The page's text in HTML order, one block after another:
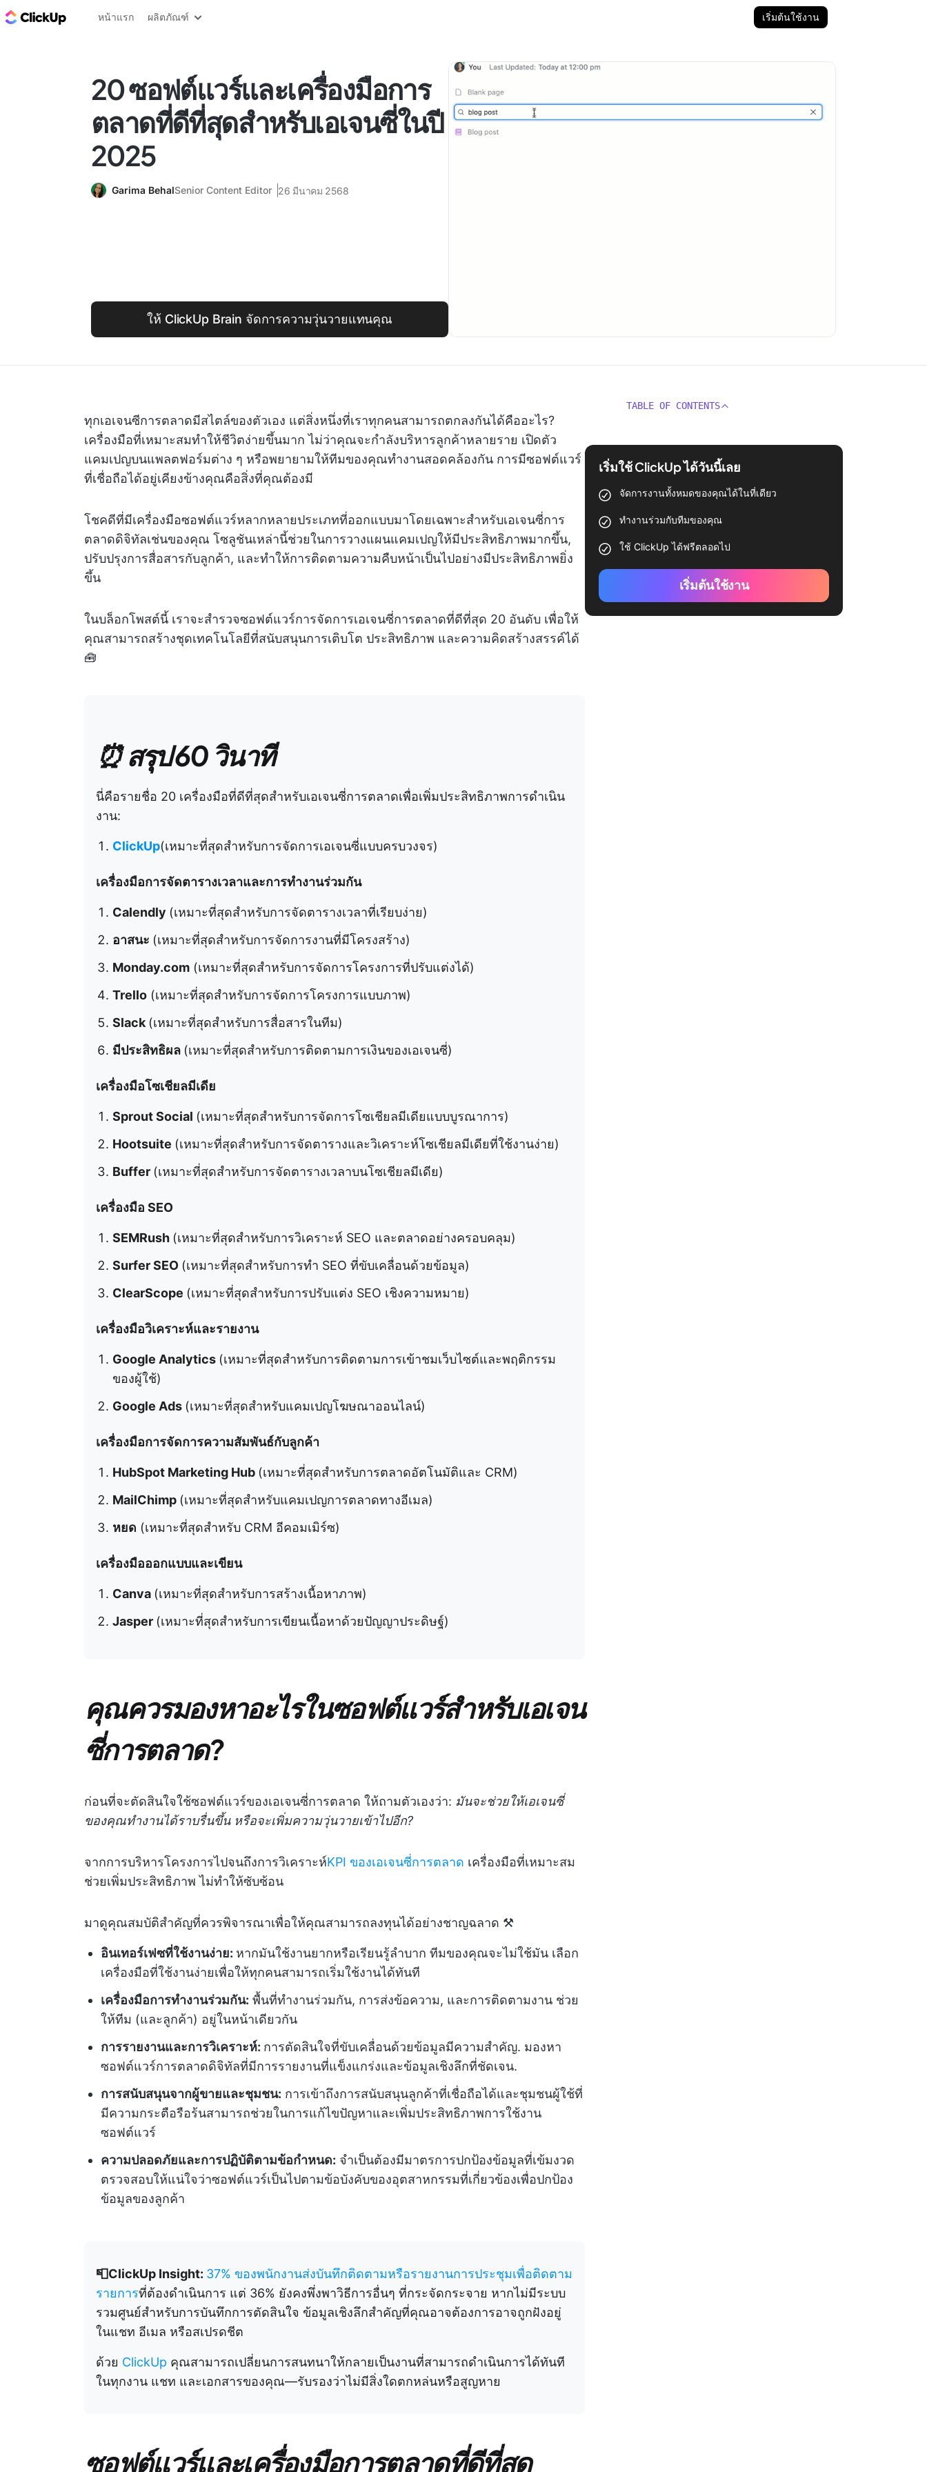
บล็อก ClickUp
หน้าแรก ผลิตภัณฑ์ เริ่มต้นใช้งาน
20 ซอฟต์แวร์และเครื่องมือการ
ตลาดที่ดีที่สุดสำหรับเอเจนซี่ในปี
2025
Garima BehalSenior Content Editor 26 มีนาคม 2568
ให้ ClickUp Brain จัดการความวุ่นวายแทนคุณ
ทุกเอเจนซีการตลาดมีสไตล์ของตัวเอง แต่สิ่งหนึ่งที่เราทุกคนสามารถตกลงกันได้คืออะไร?
เครื่องมือที่เหมาะสมทำให้ชีวิตง่ายขึ้นมาก ไม่ว่าคุณจะกำลังบริหารลูกค้าหลายราย เปิดตัว
แคมเปญบนแพลตฟอร์มต่าง ๆ หรือพยายามให้ทีมของคุณทำงานสอดคล้องกัน การมีซอฟต์แวร์
ที่เชื่อถือได้อยู่เคียงข้างคุณคือสิ่งที่คุณต้องมี
โชคดีที่มีเครื่องมือซอฟต์แวร์หลากหลายประเภทที่ออกแบบมาโดยเฉพาะสำหรับเอเจนซี่การ
ตลาดดิจิทัลเช่นของคุณ โซลูชันเหล่านี้ช่วยในการวางแผนแคมเปญให้มีประสิทธิภาพมากขึ้น,
ปรับปรุงการสื่อสารกับลูกค้า, และทำให้การติดตามความคืบหน้าเป็นไปอย่างมีประสิทธิภาพยิ่ง
ขึ้น
ในบล็อกโพสต์นี้ เราจะสำรวจซอฟต์แวร์การจัดการเอเจนซี่การตลาดที่ดีที่สุด 20 อันดับ เพื่อให้
คุณสามารถสร้างชุดเทคโนโลยีที่สนับสนุนการเติบโต ประสิทธิภาพ และความคิดสร้างสรรค์ได้
🧰
⏰ สรุป 60 วินาที
นี่คือรายชื่อ 20 เครื่องมือที่ดีที่สุดสำหรับเอเจนซี่การตลาดเพื่อเพิ่มประสิทธิภาพการดำเนิน
งาน:
ClickUp(เหมาะที่สุดสำหรับการจัดการเอเจนซี่แบบครบวงจร)
เครื่องมือการจัดตารางเวลาและการทำงานร่วมกัน
Calendly (เหมาะที่สุดสำหรับการจัดตารางเวลาที่เรียบง่าย)
อาสนะ (เหมาะที่สุดสำหรับการจัดการงานที่มีโครงสร้าง)
Monday.com (เหมาะที่สุดสำหรับการจัดการโครงการที่ปรับแต่งได้)
Trello (เหมาะที่สุดสำหรับการจัดการโครงการแบบภาพ)
Slack (เหมาะที่สุดสำหรับการสื่อสารในทีม)
มีประสิทธิผล (เหมาะที่สุดสำหรับการติดตามการเงินของเอเจนซี่)
เครื่องมือโซเชียลมีเดีย
Sprout Social (เหมาะที่สุดสำหรับการจัดการโซเชียลมีเดียแบบบูรณาการ)
Hootsuite (เหมาะที่สุดสำหรับการจัดตารางและวิเคราะห์โซเชียลมีเดียที่ใช้งานง่าย)
Buffer (เหมาะที่สุดสำหรับการจัดตารางเวลาบนโซเชียลมีเดีย)
เครื่องมือ SEO
SEMRush (เหมาะที่สุดสำหรับการวิเคราะห์ SEO และตลาดอย่างครอบคลุม)
Surfer SEO (เหมาะที่สุดสำหรับการทำ SEO ที่ขับเคลื่อนด้วยข้อมูล)
ClearScope (เหมาะที่สุดสำหรับการปรับแต่ง SEO เชิงความหมาย)
เครื่องมือวิเคราะห์และรายงาน
Google Analytics (เหมาะที่สุดสำหรับการติดตามการเข้าชมเว็บไซต์และพฤติกรรม
ของผู้ใช้)
Google Ads (เหมาะที่สุดสำหรับแคมเปญโฆษณาออนไลน์)
เครื่องมือการจัดการความสัมพันธ์กับลูกค้า
HubSpot Marketing Hub (เหมาะที่สุดสำหรับการตลาดอัตโนมัติและ CRM)
MailChimp (เหมาะที่สุดสำหรับแคมเปญการตลาดทางอีเมล)
หยด (เหมาะที่สุดสำหรับ CRM อีคอมเมิร์ซ)
เครื่องมือออกแบบและเขียน
Canva (เหมาะที่สุดสำหรับการสร้างเนื้อหาภาพ)
Jasper (เหมาะที่สุดสำหรับการเขียนเนื้อหาด้วยปัญญาประดิษฐ์)
คุณควรมองหาอะไรในซอฟต์แวร์สำหรับเอเจน
ซี่การตลาด?
ก่อนที่จะตัดสินใจใช้ซอฟต์แวร์ของเอเจนซี่การตลาด ให้ถามตัวเองว่า: มันจะช่วยให้เอเจนซี่
ของคุณทำงานได้ราบรื่นขึ้น หรือจะเพิ่มความวุ่นวายเข้าไปอีก?
จากการบริหารโครงการไปจนถึงการวิเคราะห์KPI ของเอเจนซี่การตลาด เครื่องมือที่เหมาะสม
ช่วยเพิ่มประสิทธิภาพ ไม่ทำให้ซับซ้อน
มาดูคุณสมบัติสำคัญที่ควรพิจารณาเพื่อให้คุณสามารถลงทุนได้อย่างชาญฉลาด ⚒️
อินเทอร์เฟซที่ใช้งานง่าย: หากมันใช้งานยากหรือเรียนรู้ลำบาก ทีมของคุณจะไม่ใช้มัน เลือก
เครื่องมือที่ใช้งานง่ายเพื่อให้ทุกคนสามารถเริ่มใช้งานได้ทันที
เครื่องมือการทำงานร่วมกัน: พื้นที่ทำงานร่วมกัน, การส่งข้อความ, และการติดตามงาน ช่วย
ให้ทีม (และลูกค้า) อยู่ในหน้าเดียวกัน
การรายงานและการวิเคราะห์: การตัดสินใจที่ขับเคลื่อนด้วยข้อมูลมีความสำคัญ. มองหา
ซอฟต์แวร์การตลาดดิจิทัลที่มีการรายงานที่แข็งแกร่งและข้อมูลเชิงลึกที่ชัดเจน.
การสนับสนุนจากผู้ขายและชุมชน: การเข้าถึงการสนับสนุนลูกค้าที่เชื่อถือได้และชุมชนผู้ใช้ที่
มีความกระตือรือร้นสามารถช่วยในการแก้ไขปัญหาและเพิ่มประสิทธิภาพการใช้งาน
ซอฟต์แวร์
ความปลอดภัยและการปฏิบัติตามข้อกำหนด: จำเป็นต้องมีมาตรการปกป้องข้อมูลที่เข้มงวด
ตรวจสอบให้แน่ใจว่าซอฟต์แวร์เป็นไปตามข้อบังคับของอุตสาหกรรมที่เกี่ยวข้องเพื่อปกป้อง
ข้อมูลของลูกค้า
📮ClickUp Insight: 37% ของพนักงานส่งบันทึกติดตามหรือรายงานการประชุมเพื่อติดตาม
รายการที่ต้องดำเนินการ แต่ 36% ยังคงพึ่งพาวิธีการอื่นๆ ที่กระจัดกระจาย หากไม่มีระบบ
รวมศูนย์สำหรับการบันทึกการตัดสินใจ ข้อมูลเชิงลึกสำคัญที่คุณอาจต้องการอาจถูกฝังอยู่
ในแชท อีเมล หรือสเปรดชีต
ด้วย ClickUp คุณสามารถเปลี่ยนการสนทนาให้กลายเป็นงานที่สามารถดำเนินการได้ทันที
ในทุกงาน แชท และเอกสารของคุณ—รับรองว่าไม่มีสิ่งใดตกหล่นหรือสูญหาย
ซอฟต์แวร์และเครื่องมือการตลาดที่ดีที่สุด
TABLE OF CONTENTS
เริ่มใช้ ClickUp ได้วันนี้เลย
จัดการงานทั้งหมดของคุณได้ในที่เดียว
ทำงานร่วมกับทีมของคุณ
ใช้ ClickUp ได้ฟรีตลอดไป
เริ่มต้นใช้งาน